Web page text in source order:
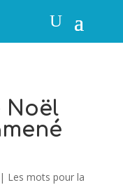
Noël
| Les mots pour la